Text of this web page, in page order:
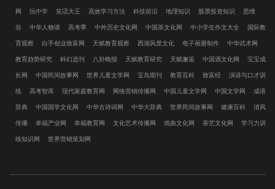
网 玩中学 笑话大王 高效学习方法 科技前沿 地理知识 股票投资知识 思维
谷 中华人物谱 高考季 中外历史文化网 中国茶文化网 中小学生作文大全 国际教
育观察 白手创业致富网 天赋教育观察 西湖风景文化 电子画册制作 中华武术网
教育趋势研究 科幻选刊 八卦晚报 天赋教育研究 天赋邂逅 中国酒文化网 宝宝成
长网 中国民间故事网 世界儿童文学网 宝岛期刊 教育百科 致富经 演讲与口才训
练 高考智库 现代家庭教育网 网络营销传播网 中国儿童文学网 中国文学网 成语
辞典 中国国学文化网 中华古诗词网 中华大辞典 世界民间故事网 健康百科 清风
传播 幸福产业网 幸福教育网 文化艺术传播网 戏曲文化网 茶艺文化网 学习力训
练知识网 世界营销策划网